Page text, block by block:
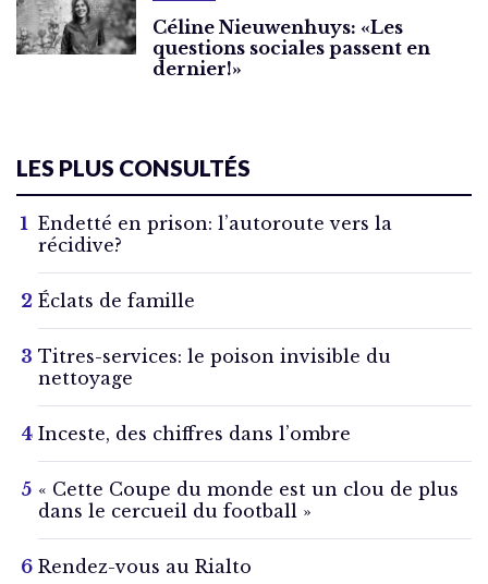
Céline Nieuwenhuys: «Les
questions sociales passent en
dernier!»
LES PLUS CONSULTÉS
Endetté en prison: l’autoroute vers la
récidive?
Éclats de famille
Titres-services: le poison invisible du
nettoyage
Inceste, des chiffres dans l’ombre
« Cette Coupe du monde est un clou de plus
dans le cercueil du football »
Rendez-vous au Rialto